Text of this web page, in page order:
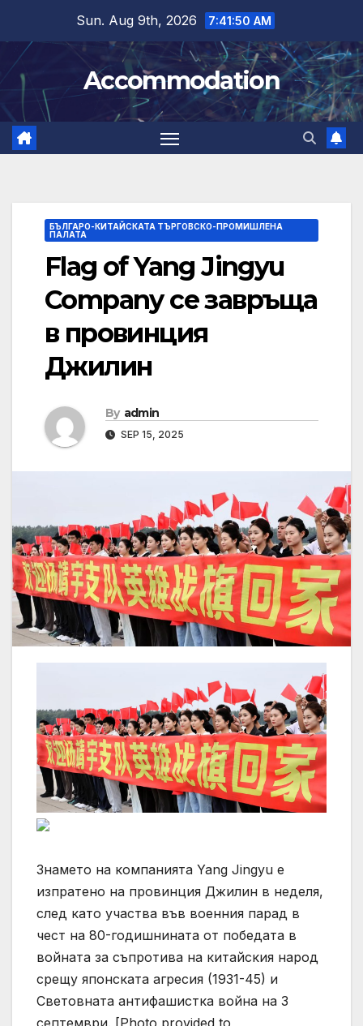
content
Sun. Aug 9th, 2026 7:41:51 AM
Accommodation
БЪЛГАРО-КИТАЙСКАТА ТЪРГОВСКО-ПРОМИШЛЕНА
ПАЛАТА
Flag of Yang Jingyu
Company се завръща
в провинция
Джилин
By admin
SEP 15, 2025
Знамето на компанията Yang Jingyu е
изпратено на провинция Джилин в неделя,
след като участва във военния парад в
чест на 80-годишнината от победата в
войната за съпротива на китайския народ
срещу японската агресия (1931-45) и
Световната антифашистка война на 3